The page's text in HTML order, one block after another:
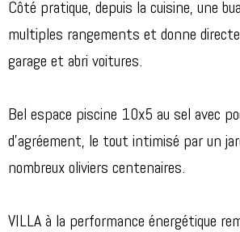
Côté pratique, depuis la cuisine, une
multiples rangements et donne
garage et abri voitures.
Bel espace piscine 10x5 au sel avec
d'agréement, le tout intimisé par un
nombreux oliviers centenaires.
VILLA à la performance énergétique